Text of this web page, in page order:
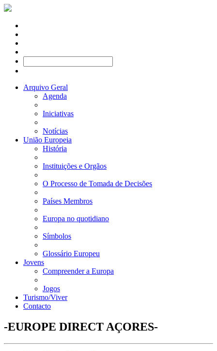
Arquivo Geral
Agenda
Iniciativas
Notícias
União Europeia
História
Instituições e Orgãos
O Processo de Tomada de Decisões
Países Membros
Europa no quotidiano
Símbolos
Glossário Europeu
Jovens
Compreender a Europa
Jogos
Turismo/Viver
Contacto
-EUROPE DIRECT AÇORES-